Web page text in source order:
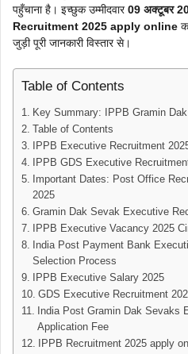
पहुँचाना है। इच्छुक उम्मीदवार09 अक्टूबर
Recruitment 2025 apply online
जुड़ी पूरी जानकारी विस्तार से।
Table of Contents
Key Summary: IPPB Gramin
Table of Contents
IPPB Executive Recruitment
IPPB GDS Executive
Important Dates: Post Office
2025
Gramin Dak Sevak Executive
IPPB Executive Vacancy 2025
India Post Payment Bank
Selection Process
IPPB Executive Salary 2025
GDS Executive Recruitment
India Post Gramin Dak Sevaks
Application Fee
IPPB Recruitment 2025 apply